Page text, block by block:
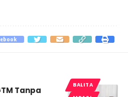
BALITA
Tanpa